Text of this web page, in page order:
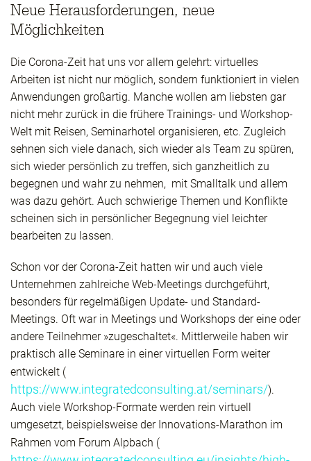
Neue Herausforderungen, neue
Möglichkeiten
Die Corona-Zeit hat uns vor allem gelehrt: virtuelles
Arbeiten ist nicht nur möglich, sondern funktioniert in vielen
Anwendungen großartig. Manche wollen am liebsten gar
nicht mehr zurück in die frühere Trainings- und Workshop-
Welt mit Reisen, Seminarhotel organisieren, etc. Zugleich
sehnen sich viele danach, sich wieder als Team zu spüren,
sich wieder persönlich zu treffen, sich ganzheitlich zu
begegnen und wahr zu nehmen, mit Smalltalk und allem
was dazu gehört. Auch schwierige Themen und Konflikte
scheinen sich in persönlicher Begegnung viel leichter
bearbeiten zu lassen.
Schon vor der Corona-Zeit hatten wir und auch viele
Unternehmen zahlreiche Web-Meetings durchgeführt,
besonders für regelmäßigen Update- und Standard-
Meetings. Oft war in Meetings und Workshops der eine oder
andere Teilnehmer »zugeschaltet«. Mittlerweile haben wir
praktisch alle Seminare in einer virtuellen Form weiter
entwickelt (
https://www.integratedconsulting.at/seminars/).
Auch viele Workshop-Formate werden rein virtuell
umgesetzt, beispielsweise der Innovations-Marathon im
Rahmen vom Forum Alpbach (